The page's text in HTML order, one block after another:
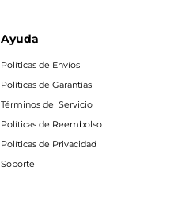
Ayuda
Políticas de Envíos
Políticas de Garantías
Términos del Servicio
Políticas de Reembolso
Políticas de Privacidad
Soporte